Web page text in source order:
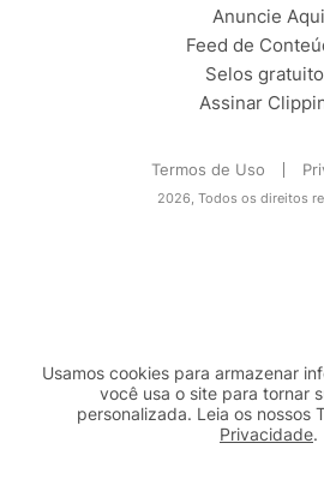
Anuncie Aqui
Feed de
Selos
Assinar
Termos de Uso
2026, Todos os direitos
Usamos cookies para armazenar
você usa o site para tornar
personalizada. Leia os nossos
Privacidade.